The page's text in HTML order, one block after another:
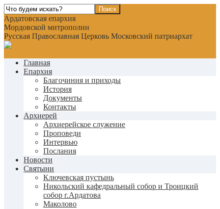
Ардатовская епархия
Мордовской митрополии
Русская Православная Церковь Московский патриархат
Главная
Епархия
Благочиния и приходы
История
Документы
Контакты
Архиерей
Архиерейское служение
Проповеди
Интервью
Послания
Новости
Святыни
Ключевская пустынь
Никольский кафедральный собор и Троицкий
собор г.Ардатова
Маколово